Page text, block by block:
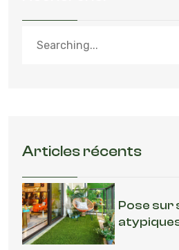
Articles récents
Pose
atypiques